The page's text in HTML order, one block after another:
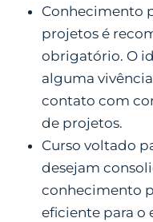
Conhecimento
projetos é
obrigatório. O
alguma
contato com
de projetos.
Curso voltado
desejam
conhecimento
eficiente para o